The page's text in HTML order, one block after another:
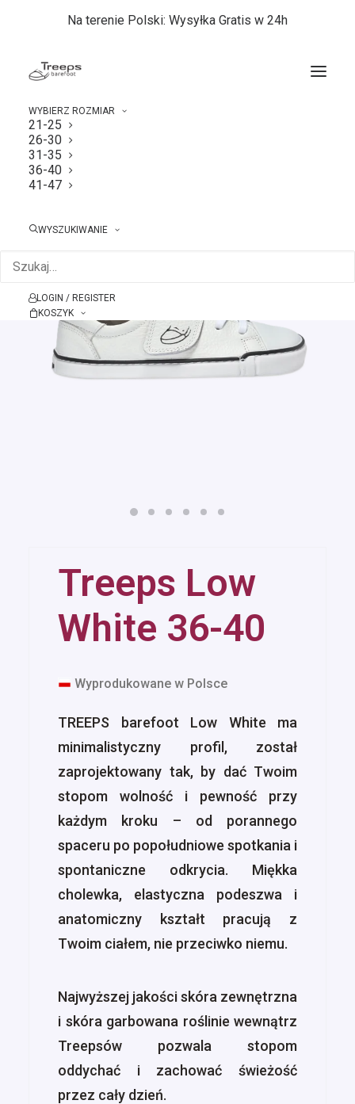
Na terenie Polski: Wysyłka Gratis w 24h
WYBIERZ ROZMIAR
21-25
26-30
31-35
36-40
41-47
WYSZUKIWANIE
LOGIN / REGISTER
KOSZYK
Strona główna
Treeps Low
White 36-40
Wyprodukowane w Polsce
TREEPS barefoot Low White ma
minimalistyczny profil, został
zaprojektowany tak, by dać Twoim
stopom wolność i pewność przy
każdym kroku – od porannego
spaceru po popołudniowe spotkania i
spontaniczne odkrycia. Miękka
cholewka, elastyczna podeszwa i
anatomiczny kształt pracują z
Twoim ciałem, nie przeciwko niemu.
Najwyższej jakości skóra zewnętrzna
i skóra garbowana roślinie wewnątrz
Treepsów pozwala stopom
oddychać i zachować świeżość
przez cały dzień.